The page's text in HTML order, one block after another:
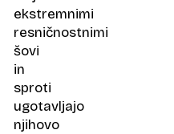
ekstremnimi
resničnostnimi
šovi
in
sproti
ugotavljajo
njihovo